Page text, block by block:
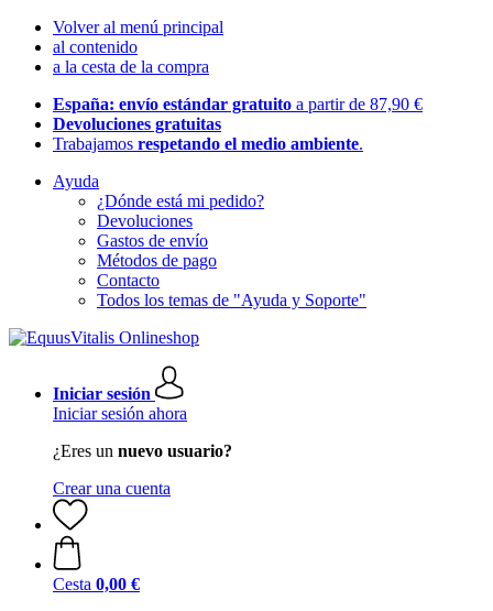
Volver al menú principal
al contenido
a la cesta de la compra
España: envío estándar gratuito a partir de 87,90 €
Devoluciones gratuitas
Trabajamos respetando el medio ambiente.
Ayuda
¿Dónde está mi pedido?
Devoluciones
Gastos de envío
Métodos de pago
Contacto
Todos los temas de "Ayuda y Soporte"
Iniciar sesión
Iniciar sesión ahora
¿Eres un nuevo usuario?
Crear una cuenta
Cesta 0,00 €